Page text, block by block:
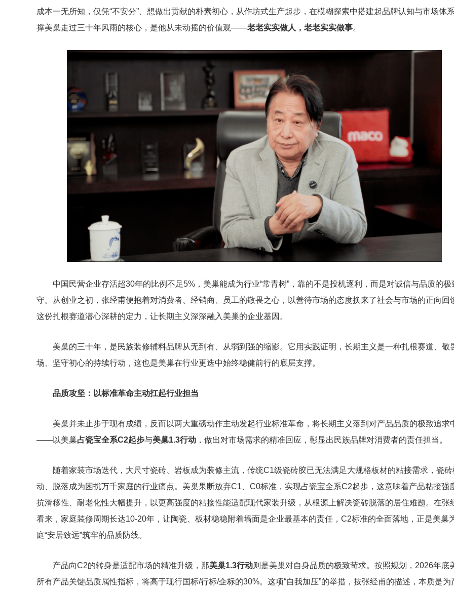
成本一无所知，仅凭“不安分”、想做出贡献的朴素初心，从作坊式生产起步，在模糊探索中搭建起品牌认知与市场体
撑美巢走过三十年风雨的核心，是他从未动摇的价值观——老老实实做人，老老实实做事。
中国民营企业存活超30年的比例不足5%，美巢能成为行业“常青树”，靠的不是投机逐利，而是对诚信与品质的极
守。从创业之初，张经甫便抱着对消费者、经销商、员工的敬畏之心，以善待市场的态度换来了社会与市场的正向回
这份扎根赛道潜心深耕的定力，让长期主义深深融入美巢的企业基因。
美巢的三十年，是民族装修辅料品牌从无到有、从弱到强的缩影。它用实践证明，长期主义是一种扎根赛道、敬
场、坚守初心的持续行动，这也是美巢在行业更迭中始终稳健前行的底层支撑。
品质攻坚：以标准革命主动扛起行业担当
美巢并未止步于现有成绩，反而以两大重磅动作主动发起行业标准革命，将长期主义落到对产品品质的极致追求
——以美巢占瓷宝全系C2起步与美巢1.3行动 ，做出对市场需求的精准回应，彰显出民族品牌对消费者的责任担当。
随着家装市场迭代，大尺寸瓷砖、岩板成为装修主流，传统C1级瓷砖胶已无法满足大规格板材的粘接需求，瓷砖
动、脱落成为困扰万千家庭的行业痛点。美巢果断放弃C1、C0标准，实现占瓷宝全系C2起步，这意味着产品粘接强
抗滑移性、耐老化性大幅提升，以更高强度的粘接性能适配现代家装升级，从根源上解决瓷砖脱落的居住难题。在张
看来，家庭装修周期长达10-20年，让陶瓷、板材稳稳附着墙面是企业最基本的责任，C2标准的全面落地，正是美巢
庭“安居致远”筑牢的品质防线。
产品向C2的转身是适配市场的精准升级，那美巢1.3行动则是美巢对自身品质的极致苛求。按照规划，2026年底
所有产品关键品质属性指标，将高于现行国标/行标/企标的30%。这项“自我加压”的举措，按张经甫的描述，本质是为